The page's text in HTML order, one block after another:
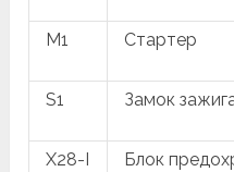
M1 Стартер
S1 Замок
X28-I Блок